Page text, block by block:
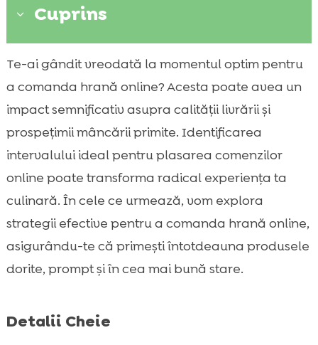
3 Cuprins
 De ce e important să alegi momentul
potrivit
Alege intervalele de timp cu livrări rapide
Cum influențează disponibilitatea
produselor
Momentul ideal comandă hrană online
Ofertă specială și promoții
Comandă anticipată pentru evenimente
speciale
 Impactul asupra mediului
 Cum să optimizezi timpul de livrare
animalele de companie
Te-ai gândit vreodată la momentul optim pentru
a comanda hrană online? Acesta poate avea un
impact semnificativ asupra calității livrării și
prospețimii mâncării primite. Identificarea
intervalului ideal pentru plasarea comenzilor
online poate transforma radical experiența ta
culinară. În cele ce urmează, vom explora
strategii efective pentru a comanda hrană online,
asigurându-te că primești întotdeauna produsele
dorite, prompt și în cea mai bună stare.
Detalii Cheie